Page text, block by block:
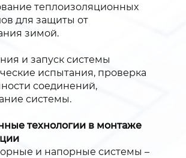
теплоизоляционных
для защиты от
зимой.
и запуск системы
испытания, проверка
соединений,
системы.
технологии в монтаже
и напорные системы –